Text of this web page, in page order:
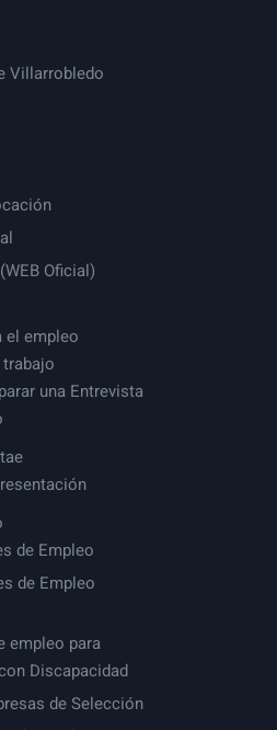
Villarrobledo
Oficial)
el empleo
una Entrevista
de Empleo
de Empleo
empleo para
Discapacidad
de Selección